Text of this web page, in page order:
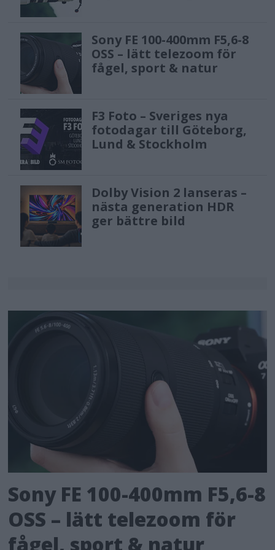
Sony FE 100-400mm F5,6-8
OSS – lätt telezoom för
fågel, sport & natur
F3 Foto – Sveriges nya
fotodagar till Göteborg,
Lund & Stockholm
Dolby Vision 2 lanseras –
nästa generation HDR
ger bättre bild
Sony FE 100-400mm F5,6-8
OSS – lätt telezoom för
fågel, sport & natur